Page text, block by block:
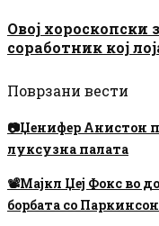
Овој хороскопски
соработник кој
Поврзани вести
📷Џенифер Анистон
луксузна палата
📽Мајкл Џеј Фокс во
борбата со Паркинсон